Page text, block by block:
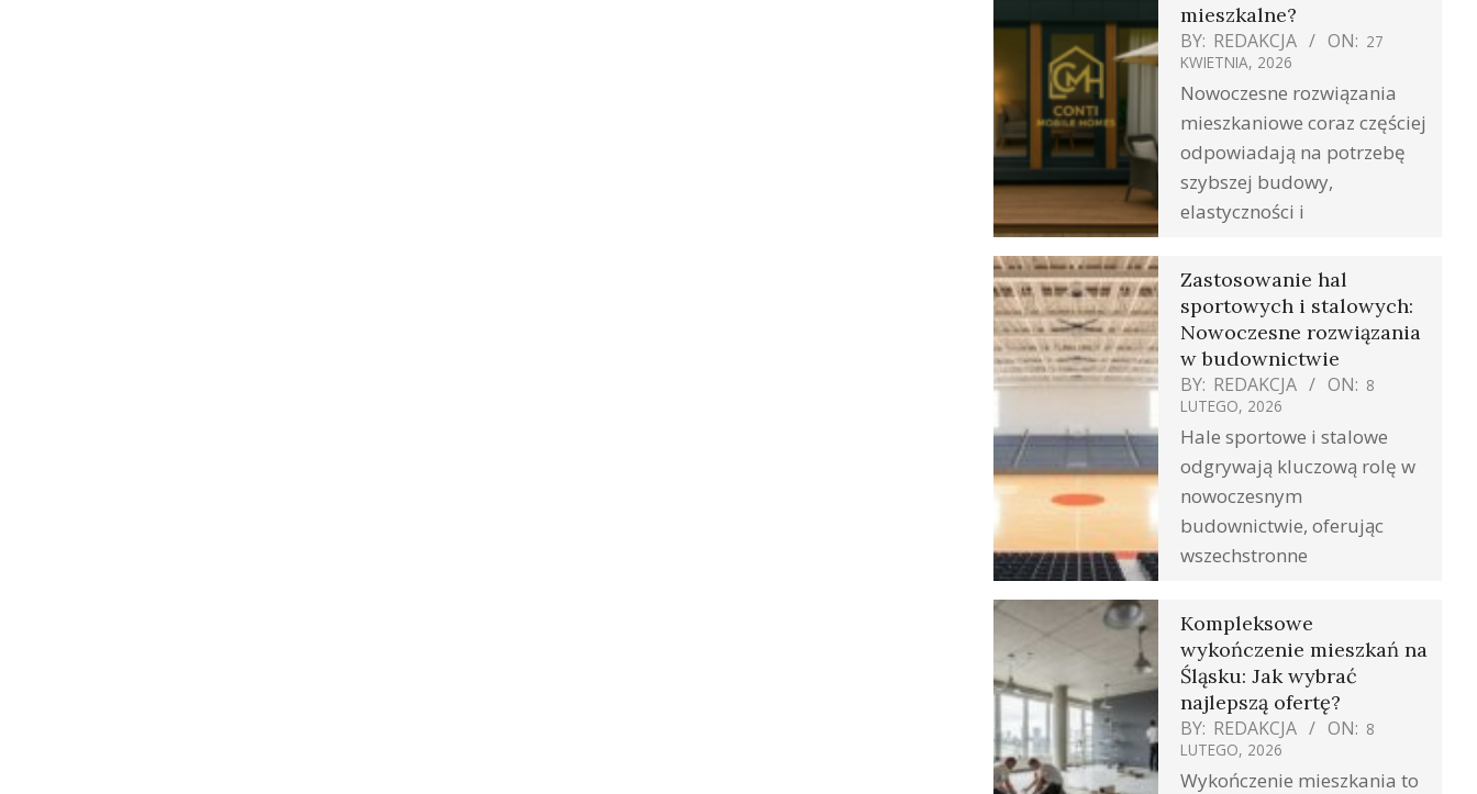
mieszkalne?
BY: REDAKCJA ON: 27
KWIETNIA, 2026
Nowoczesne rozwiązania
mieszkaniowe coraz częściej
odpowiadają na potrzebę
szybszej budowy,
elastyczności i
Zastosowanie hal
sportowych i stalowych:
Nowoczesne rozwiązania
w budownictwie
BY: REDAKCJA ON: 8
LUTEGO, 2026
Hale sportowe i stalowe
odgrywają kluczową rolę w
nowoczesnym
budownictwie, oferując
wszechstronne
Kompleksowe
wykończenie mieszkań na
Śląsku: Jak wybrać
najlepszą ofertę?
BY: REDAKCJA ON: 8
LUTEGO, 2026
Wykończenie mieszkania to